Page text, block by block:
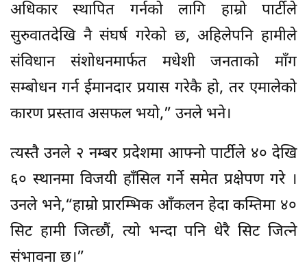
अधिकार स्थापित गर्नको लागि हाम्रो पार्टीले
सुरुवातदेखि नै संघर्ष गरेको छ, अहिलेपनि हामीले
संविधान संशोधनमार्फत मधेशी जनताको माँग
सम्बोधन गर्न ईमानदार प्रयास गरेकै हो, तर एमालेको
कारण प्रस्ताव असफल भयो,” उनले भने।
त्यस्तै उनले २ नम्बर प्रदेशमा आफ्नो पार्टीले ४० देखि
६० स्थानमा विजयी हाँसिल गर्ने समेत प्रक्षेपण गरे ।
उनले भने,“हाम्रो प्रारम्भिक आँकलन हेदा कम्तिमा ४०
सिट हामी जित्छौं, त्यो भन्दा पनि धेरै सिट जित्ने
संभावना छ।”